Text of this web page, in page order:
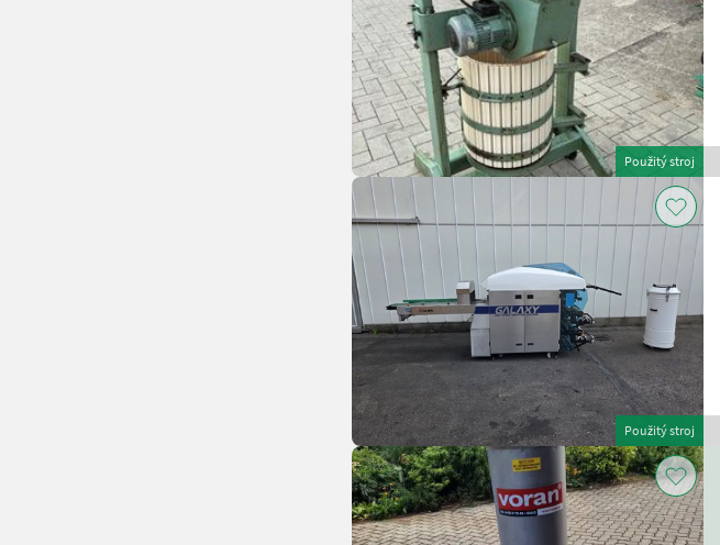
Použitý stroj
Použitý stroj